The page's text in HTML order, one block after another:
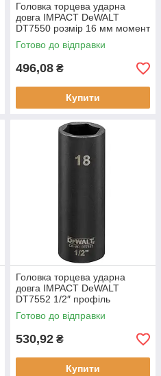
Головка торцева ударна
довга IMPACT DeWALT
DT7550 розмір 16 мм момент
затягування 529 Hm тип 1/2"
шестигранний
Готово до відправки
496,08 ₴
Купити
Головка торцева ударна
довга IMPACT DeWALT
DT7552 1/2″ профіль
шестигранний момент 705
Hm розмір 18 мм
Готово до відправки
530,92 ₴
Купити